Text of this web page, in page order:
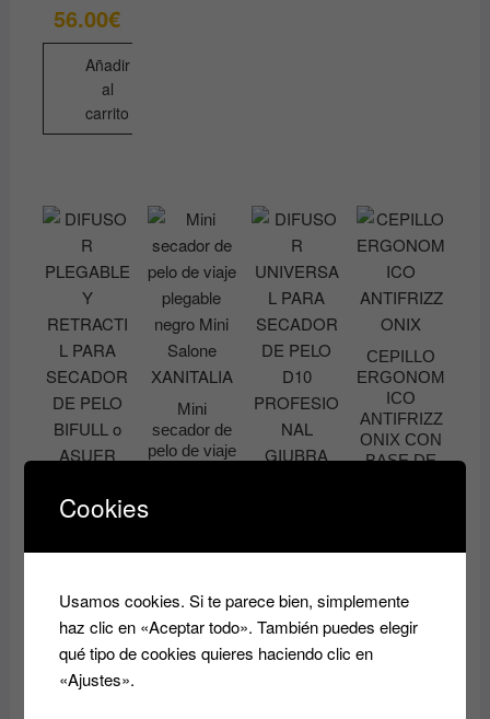
56.00€
Añadir
al
carrito
producto
PLEGABLE
RETRACTI
SECADOR
DE PELO
BIFULL o
ASUER
11.80€
Mini
secador de
pelo de viaje
23.00€
Añadir
al
carrito
SECADOR
D10
PROFESIO
NAL
GIUBRA
CEPILLO
ERGONOM
ICO
ANTIFRIZZ
ONIX CON
BASE DE
Añadir
Cookies
Usamos cookies. Si te parece bien, simplemente
haz clic en «Aceptar todo». También puedes elegir
qué tipo de cookies quieres haciendo clic en
«Ajustes».